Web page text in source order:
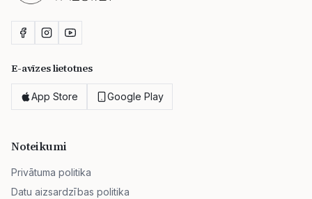
E-avīzes lietotnes
App Store Google Play
Noteikumi
Privātuma politika
Datu aizsardzības politika